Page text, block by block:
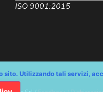
ISO 9001:2015
sito. Utilizzando tali servizi,